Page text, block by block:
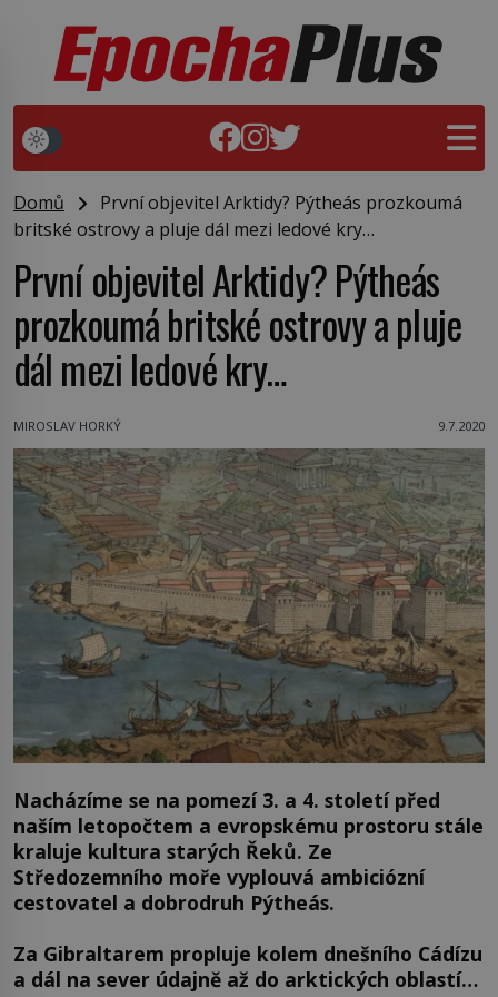
Domů
První objevitel Arktidy? Pýtheás prozkoumá
britské ostrovy a pluje dál mezi ledové kry…
První objevitel Arktidy? Pýtheás
prozkoumá britské ostrovy a pluje
dál mezi ledové kry…
MIROSLAV HORKÝ 9.7.2020
Nacházíme se na pomezí 3. a 4. století před
naším letopočtem a evropskému prostoru stále
kraluje kultura starých Řeků. Ze
Středozemního moře vyplouvá ambiciózní
cestovatel a dobrodruh Pýtheás.
Za Gibraltarem propluje kolem dnešního Cádízu
a dál na sever údajně až do arktických oblastí…